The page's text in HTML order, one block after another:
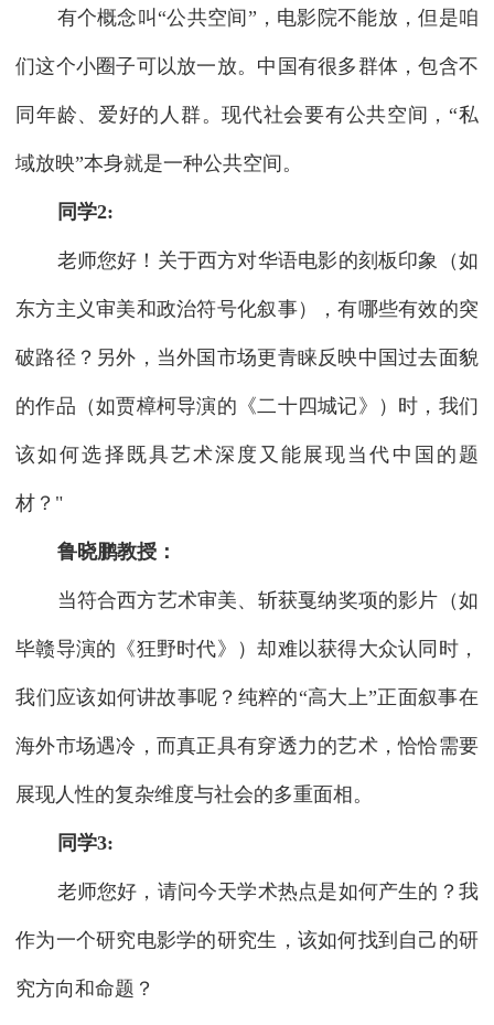
有个概念叫“公共空间”，电影院不能放，但是咱
们这个小圈子可以放一放。中国有很多群体，包含不
同年龄、爱好的人群。现代社会要有公共空间，“私
域放映”本身就是一种公共空间。
同学2:
老师您好！关于西方对华语电影的刻板印象（如
东方主义审美和政治符号化叙事），有哪些有效的突
破路径？另外，当外国市场更青睐反映中国过去面貌
的作品（如贾樟柯导演的《二十四城记》）时，我们
该如何选择既具艺术深度又能展现当代中国的题
材？"
鲁晓鹏教授：
当符合西方艺术审美、斩获戛纳奖项的影片（如
毕赣导演的《狂野时代》）却难以获得大众认同时，
我们应该如何讲故事呢？纯粹的“高大上”正面叙事在
海外市场遇冷，而真正具有穿透力的艺术，恰恰需要
展现人性的复杂维度与社会的多重面相。
同学3:
老师您好，请问今天学术热点是如何产生的？我
作为一个研究电影学的研究生，该如何找到自己的研
究方向和命题？